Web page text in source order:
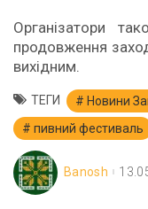
Організатори
продовження
вихідним.
ТЕГИ Новини
пивний фестиваль
Banosh